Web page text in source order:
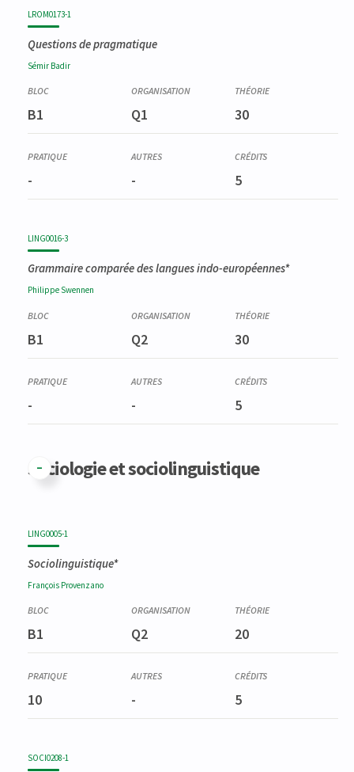
LROM0173-1
Questions de pragmatique
Sémir Badir
B1 Q1 30
- - 5
LING0016-3
Grammaire comparée des langues indo-européennes*
Philippe Swennen
B1 Q2 30
- - 5
Sociologie et sociolinguistique
LING0005-1
Sociolinguistique*
François Provenzano
B1 Q2 20
10 - 5
SOCI0208-1